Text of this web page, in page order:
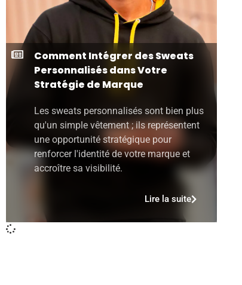
Comment Intégrer des Sweats
Personnalisés dans Votre
Stratégie de Marque
Les sweats personnalisés sont bien plus
qu'un simple vêtement ; ils représentent
une opportunité stratégique pour
renforcer l'identité de votre marque et
accroître sa visibilité.
Lire la suite